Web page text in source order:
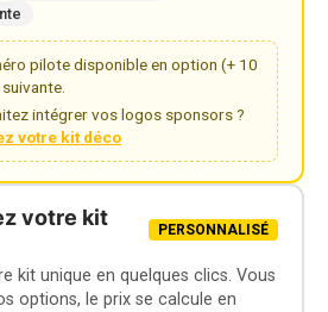
pilote disponible en option (+ 10
intégrer vos logos sponsors ?
votre kit déco
votre kit
PERSONNALISÉ
kit unique en quelques clics. Vous
options, le prix se calcule en